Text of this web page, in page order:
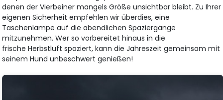
denen der Vierbeiner mangels Größe unsichtbar bleibt. Zu Ihrer
eigenen Sicherheit empfehlen wir überdies, eine
Taschenlampe auf die abendlichen Spaziergänge
mitzunehmen. Wer so vorbereitet hinaus in die
frische Herbstluft spaziert, kann die Jahreszeit gemeinsam mit
seinem Hund unbeschwert genießen!